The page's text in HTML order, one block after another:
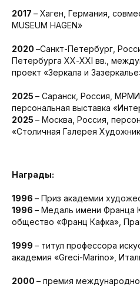
2017 – Хаген, Германия,
MUSEUM HAGEN»
2020 –Санкт-Петербург,
Петербурга ХХ-ХХI вв.,
проект «Зеркала и
2025 – Саранск, Россия,
персональная выставка
2025 – Москва, Россия,
«Столичная Галерея
Награды:
1996 – Приз академии
1996 – Медаль имени Франца
общество «Франц Кафка»,
1999 – титул профессора
академия «Greci-Marino»,
2000 – премия